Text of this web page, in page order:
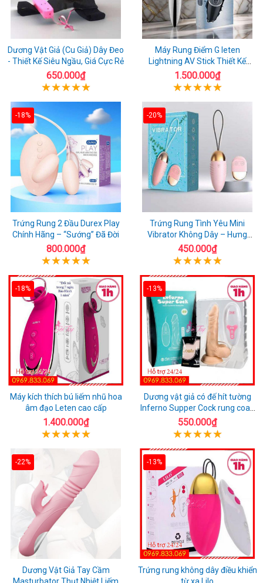
Dương Vật Giả (Cu Giả) Dây Đeo
- Thiết Kế Siêu Ngầu, Giá Cực Rẻ
650.000₫
Máy Rung Điểm G leten
Lightning AV Stick Thiết Kế
Thông Minh
1.500.000₫
-18%
Trứng Rung 2 Đầu Durex Play
Chính Hãng – “Sướng” Đã Đời
800.000₫
-20%
Trứng Rung Tình Yêu Mini
Vibrator Không Dây – Hưng
Phấn Mọi Nơi
450.000₫
-18%
Máy kích thích bú liếm nhũ hoa
âm đạo Leten cao cấp
1.400.000₫
-13%
Dương vật giả có đế hít tường
Inferno Supper Cock rung coay
7 chế độ
550.000₫
-22%
Dương Vật Giả Tay Cầm
Masturbator Thụt Nhiệt Liếm
-13%
Trứng rung không dây điều khiển
từ xa Lilo